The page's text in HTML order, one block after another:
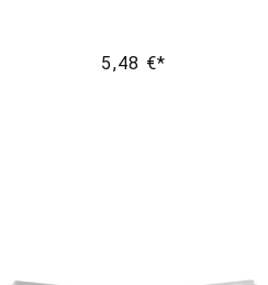
5,48 €*